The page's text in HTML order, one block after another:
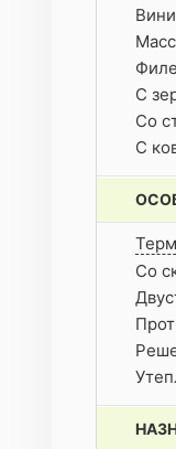
С
Со
С
Со